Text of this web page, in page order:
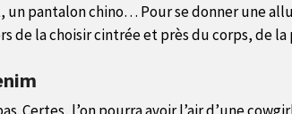
pantalon chino… Pour se donner une
de la choisir cintrée et près du corps, de